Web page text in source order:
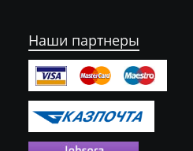
Наши партнеры